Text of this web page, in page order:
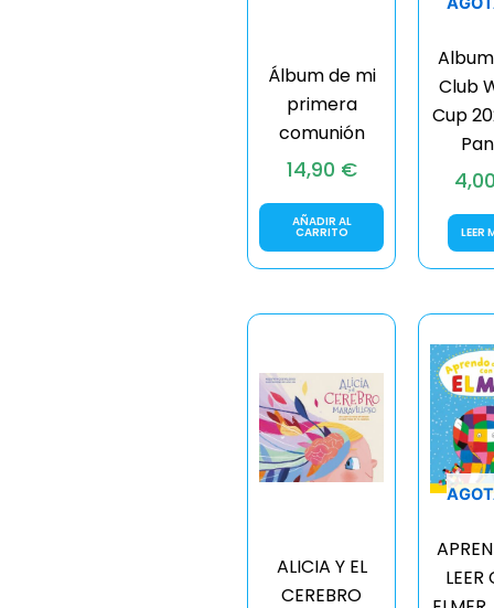
Álbum de mi
primera
comunión
14,90 €
AÑADIR AL
CARRITO
Club
Cup
LEER
ALICIA Y EL
CEREBRO
LEER